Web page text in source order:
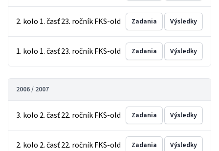
2. kolo 1. časť 23. ročník FKS-old Zadania Výsledky
1. kolo 1. časť 23. ročník FKS-old Zadania Výsledky
2006 / 2007
3. kolo 2. časť 22. ročník FKS-old Zadania Výsledky
2. kolo 2. časť 22. ročník FKS-old Zadania Výsledky